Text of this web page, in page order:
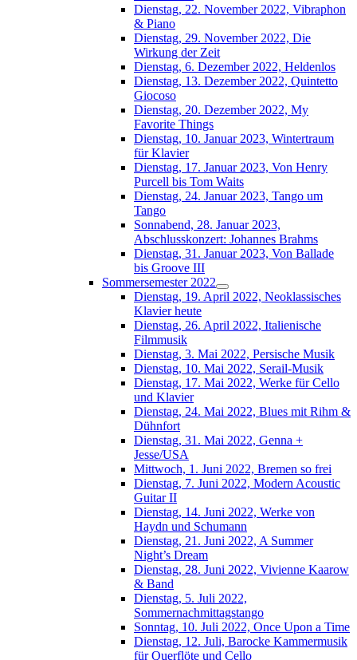
Dienstag, 22. November 2022, Vibraphon
& Piano
Dienstag, 29. November 2022, Die
Wirkung der Zeit
Dienstag, 6. Dezember 2022, Heldenlos
Dienstag, 13. Dezember 2022, Quintetto
Giocoso
Dienstag, 20. Dezember 2022, My
Favorite Things
Dienstag, 10. Januar 2023, Wintertraum
für Klavier
Dienstag, 17. Januar 2023, Von Henry
Purcell bis Tom Waits
Dienstag, 24. Januar 2023, Tango um
Tango
Sonnabend, 28. Januar 2023,
Abschlusskonzert: Johannes Brahms
Dienstag, 31. Januar 2023, Von Ballade
bis Groove III
Sommersemester 2022
Dienstag, 19. April 2022, Neoklassisches
Klavier heute
Dienstag, 26. April 2022, Italienische
Filmmusik
Dienstag, 3. Mai 2022, Persische Musik
Dienstag, 10. Mai 2022, Serail-Musik
Dienstag, 17. Mai 2022, Werke für Cello
und Klavier
Dienstag, 24. Mai 2022, Blues mit Rihm &
Dühnfort
Dienstag, 31. Mai 2022, Genna +
Jesse/USA
Mittwoch, 1. Juni 2022, Bremen so frei
Dienstag, 7. Juni 2022, Modern Acoustic
Guitar II
Dienstag, 14. Juni 2022, Werke von
Haydn und Schumann
Dienstag, 21. Juni 2022, A Summer
Night’s Dream
Dienstag, 28. Juni 2022, Vivienne Kaarow
& Band
Dienstag, 5. Juli 2022,
Sommernachmittagstango
Sonntag, 10. Juli 2022, Once Upon a Time
Dienstag, 12. Juli, Barocke Kammermusik
für Querflöte und Cello